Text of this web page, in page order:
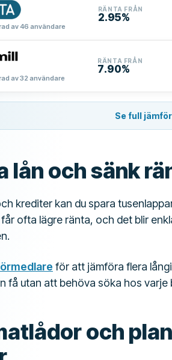
av 46 användare
RÄNTA FRÅN
2.95%
av 32 användare
RÄNTA FRÅN
7.90%
Se full
lån och sänk
krediter kan du spara
får ofta lägre ränta, och det blir
för att jämföra flera
få utan att behöva söka hos varje
och